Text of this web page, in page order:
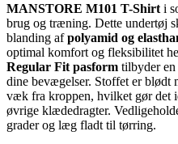
MANSTORE M101 T-Shirt i
brug og træning. Dette undertøj
blanding afpolyamid og
optimal komfort og fleksibilitet
Regular Fit pasform tilbyder en
dine bevægelser. Stoffet er blødt
væk fra kroppen, hvilket gør det
øvrige klædedragter.
grader og læg fladt til tørring.